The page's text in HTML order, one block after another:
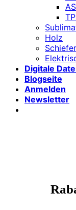
Holz
Schiefer
Digitale
Blogseite
Anmelden
Newsletter